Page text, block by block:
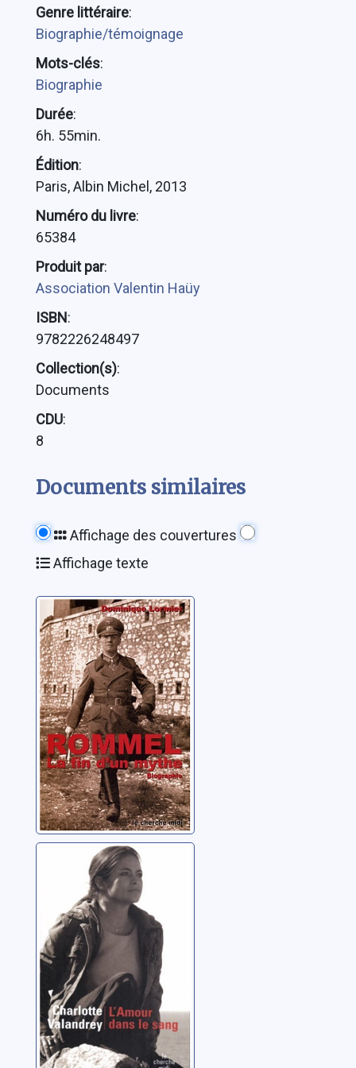
Genre littéraire:
Biographie/témoignage
Mots-clés:
Biographie
Durée:
6h. 55min.
Édition:
Paris, Albin Michel, 2013
Numéro du livre:
65384
Produit par:
Association Valentin Haüy
ISBN:
9782226248497
Collection(s):
Documents
CDU:
8
Documents similaires
Affichage des couvertures
Affichage texte
Rommel, la fin
d'un mythe:
biographie
Lormier, Dominique
L'amour dans le
Valandrey, Charlotte